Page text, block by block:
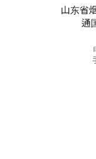
山东省
通